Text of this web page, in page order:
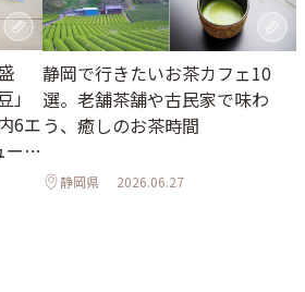
6エ
ーア
静岡で行きたいお茶カフェ10
選。老舗茶舗や古民家で味わ
う、癒しのお茶時間
静岡県 2026.06.27